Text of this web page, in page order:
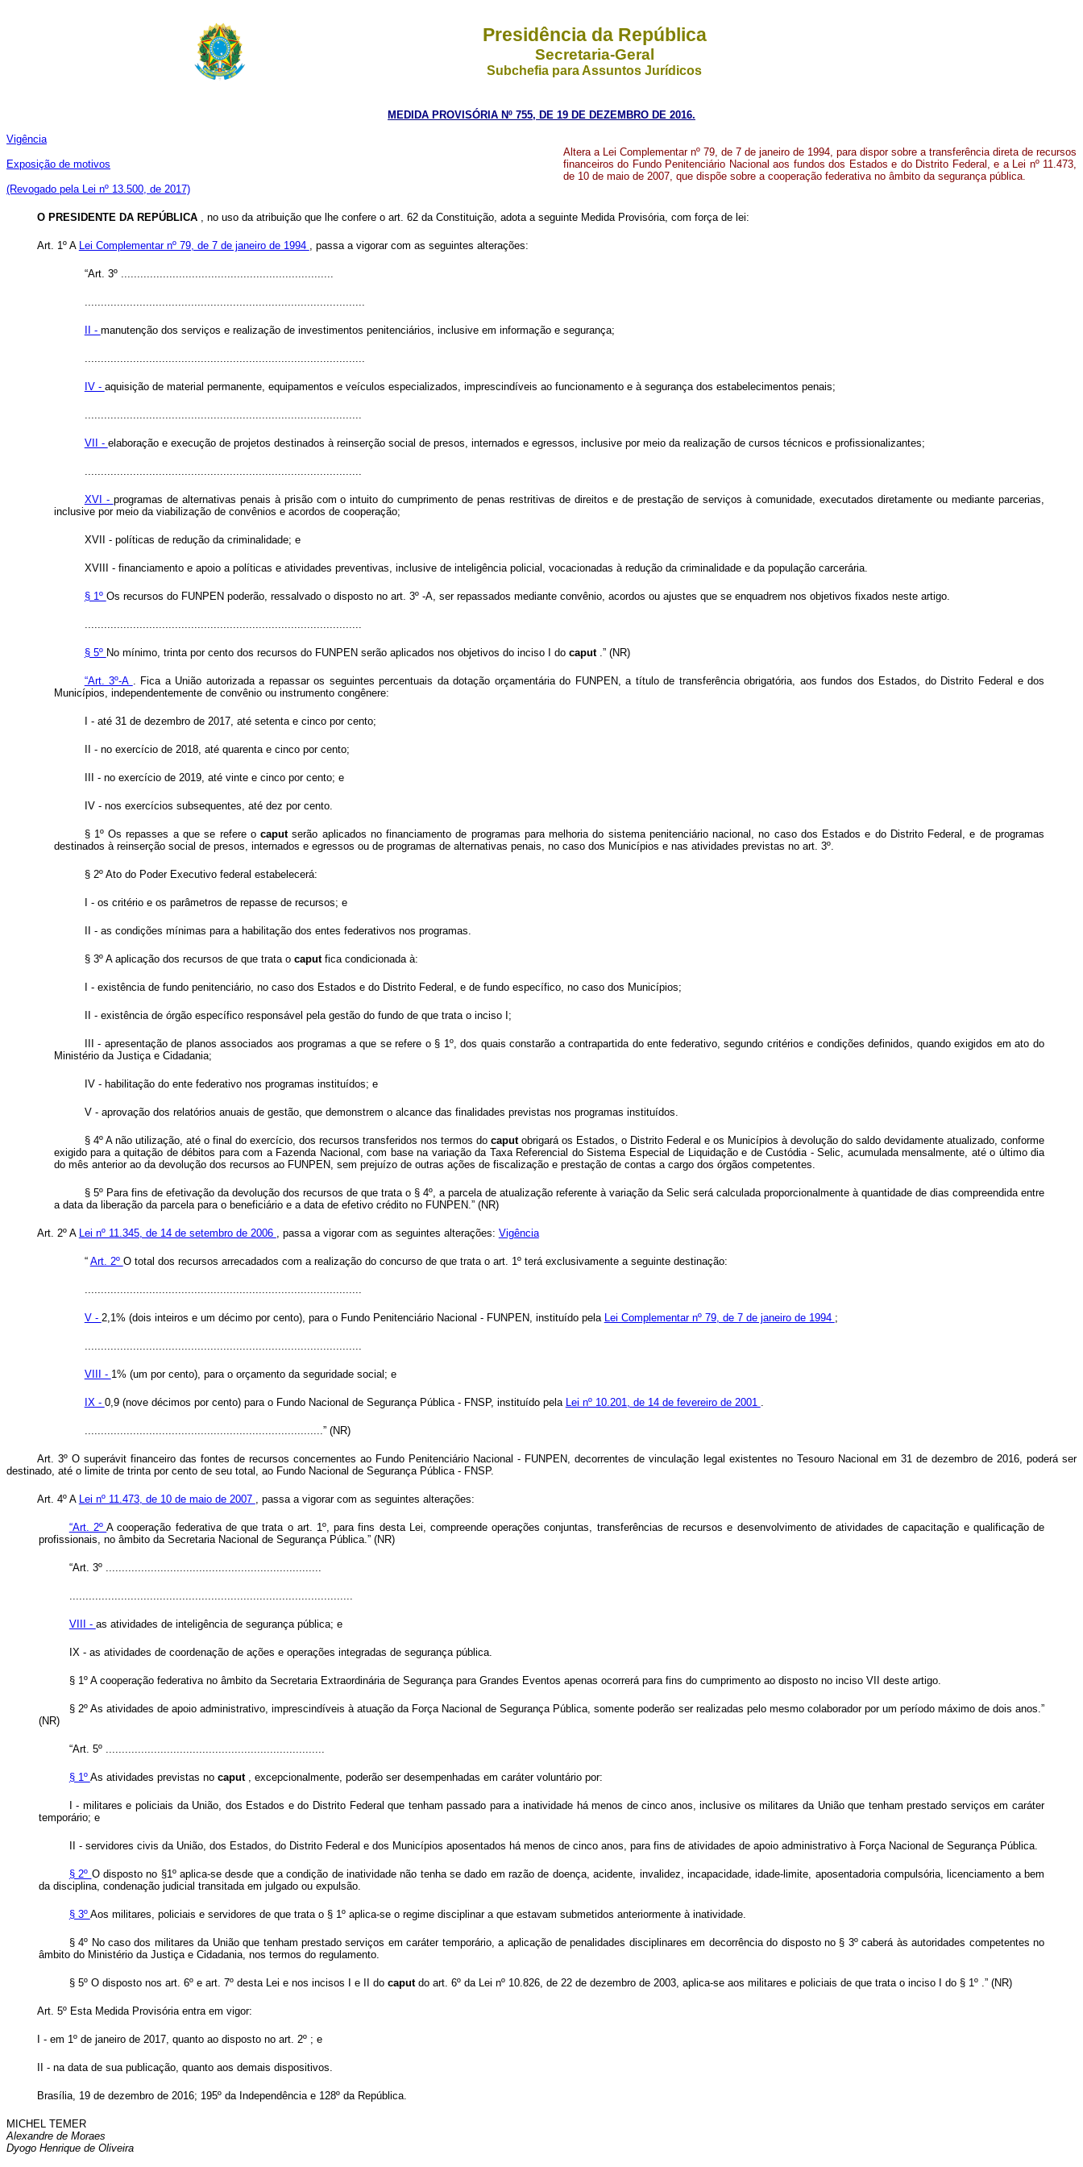
Presidência da República
Secretaria-Geral
Subchefia para Assuntos Jurídicos
MEDIDA PROVISÓRIA Nº 755, DE 19 DE DEZEMBRO DE 2016.
Vigência
Exposição de motivos
(Revogado pela Lei nº 13.500, de 2017)
Altera a Lei Complementar nº 79, de 7 de janeiro de 1994, para dispor sobre a transferência direta de recursos
financeiros do Fundo Penitenciário Nacional aos fundos dos Estados e do Distrito Federal, e a Lei nº 11.473,
de 10 de maio de 2007, que dispõe sobre a cooperação federativa no âmbito da segurança pública.
O PRESIDENTE DA REPÚBLICA , no uso da atribuição que lhe confere o art. 62 da Constituição, adota a seguinte Medida Provisória, com força de lei:
Art. 1º A Lei Complementar nº 79, de 7 de janeiro de 1994 , passa a vigorar com as seguintes alterações:
“Art. 3º ..................................................................
.......................................................................................
II - manutenção dos serviços e realização de investimentos penitenciários, inclusive em informação e segurança;
.......................................................................................
IV - aquisição de material permanente, equipamentos e veículos especializados, imprescindíveis ao funcionamento e à segurança dos estabelecimentos penais;
......................................................................................
VII - elaboração e execução de projetos destinados à reinserção social de presos, internados e egressos, inclusive por meio da realização de cursos técnicos e profissionalizantes;
......................................................................................
XVI - programas de alternativas penais à prisão com o intuito do cumprimento de penas restritivas de direitos e de prestação de serviços à comunidade, executados diretamente ou mediante parcerias,
inclusive por meio da viabilização de convênios e acordos de cooperação;
XVII - políticas de redução da criminalidade; e
XVIII - financiamento e apoio a políticas e atividades preventivas, inclusive de inteligência policial, vocacionadas à redução da criminalidade e da população carcerária.
§ 1º Os recursos do FUNPEN poderão, ressalvado o disposto no art. 3º -A, ser repassados mediante convênio, acordos ou ajustes que se enquadrem nos objetivos fixados neste artigo.
......................................................................................
§ 5º No mínimo, trinta por cento dos recursos do FUNPEN serão aplicados nos objetivos do inciso I do caput .” (NR)
“Art. 3º-A . Fica a União autorizada a repassar os seguintes percentuais da dotação orçamentária do FUNPEN, a título de transferência obrigatória, aos fundos dos Estados, do Distrito Federal e dos
Municípios, independentemente de convênio ou instrumento congênere:
I - até 31 de dezembro de 2017, até setenta e cinco por cento;
II - no exercício de 2018, até quarenta e cinco por cento;
III - no exercício de 2019, até vinte e cinco por cento; e
IV - nos exercícios subsequentes, até dez por cento.
§ 1º Os repasses a que se refere ocaputserão aplicados no financiamento de programas para melhoria do sistema penitenciário nacional, no caso dos Estados e do Distrito Federal, e de programas
destinados à reinserção social de presos, internados e egressos ou de programas de alternativas penais, no caso dos Municípios e nas atividades previstas no art. 3º.
§ 2º Ato do Poder Executivo federal estabelecerá:
I - os critério e os parâmetros de repasse de recursos; e
II - as condições mínimas para a habilitação dos entes federativos nos programas.
§ 3º A aplicação dos recursos de que trata o caput fica condicionada à:
I - existência de fundo penitenciário, no caso dos Estados e do Distrito Federal, e de fundo específico, no caso dos Municípios;
II - existência de órgão específico responsável pela gestão do fundo de que trata o inciso I;
III - apresentação de planos associados aos programas a que se refere o § 1º, dos quais constarão a contrapartida do ente federativo, segundo critérios e condições definidos, quando exigidos em ato do
Ministério da Justiça e Cidadania;
IV - habilitação do ente federativo nos programas instituídos; e
V - aprovação dos relatórios anuais de gestão, que demonstrem o alcance das finalidades previstas nos programas instituídos.
§ 4º A não utilização, até o final do exercício, dos recursos transferidos nos termos do caput obrigará os Estados, o Distrito Federal e os Municípios à devolução do saldo devidamente atualizado, conforme
exigido para a quitação de débitos para com a Fazenda Nacional, com base na variação da Taxa Referencial do Sistema Especial de Liquidação e de Custódia - Selic, acumulada mensalmente, até o último dia
do mês anterior ao da devolução dos recursos ao FUNPEN, sem prejuízo de outras ações de fiscalização e prestação de contas a cargo dos órgãos competentes.
§ 5º Para fins de efetivação da devolução dos recursos de que trata o § 4º, a parcela de atualização referente à variação da Selic será calculada proporcionalmente à quantidade de dias compreendida entre
a data da liberação da parcela para o beneficiário e a data de efetivo crédito no FUNPEN.” (NR)
Art. 2º A Lei nº 11.345, de 14 de setembro de 2006 , passa a vigorar com as seguintes alterações: Vigência
“ Art. 2º O total dos recursos arrecadados com a realização do concurso de que trata o art. 1º terá exclusivamente a seguinte destinação:
......................................................................................
V - 2,1% (dois inteiros e um décimo por cento), para o Fundo Penitenciário Nacional - FUNPEN, instituído pela Lei Complementar nº 79, de 7 de janeiro de 1994 ;
......................................................................................
VIII - 1% (um por cento), para o orçamento da seguridade social; e
IX - 0,9 (nove décimos por cento) para o Fundo Nacional de Segurança Pública - FNSP, instituído pela Lei nº 10.201, de 14 de fevereiro de 2001 .
..........................................................................” (NR)
Art. 3º O superávit financeiro das fontes de recursos concernentes ao Fundo Penitenciário Nacional - FUNPEN, decorrentes de vinculação legal existentes no Tesouro Nacional em 31 de dezembro de 2016, poderá ser
destinado, até o limite de trinta por cento de seu total, ao Fundo Nacional de Segurança Pública - FNSP.
Art. 4º A Lei nº 11.473, de 10 de maio de 2007 , passa a vigorar com as seguintes alterações:
“Art. 2ºA cooperação federativa de que trata o art. 1º, para fins desta Lei, compreende operações conjuntas, transferências de recursos e desenvolvimento de atividades de capacitação e qualificação de
profissionais, no âmbito da Secretaria Nacional de Segurança Pública.” (NR)
“Art. 3º ...................................................................
........................................................................................
VIII - as atividades de inteligência de segurança pública; e
IX - as atividades de coordenação de ações e operações integradas de segurança pública.
§ 1º A cooperação federativa no âmbito da Secretaria Extraordinária de Segurança para Grandes Eventos apenas ocorrerá para fins do cumprimento ao disposto no inciso VII deste artigo.
§ 2º As atividades de apoio administrativo,imprescindíveis à atuação da Força Nacional de Segurança Pública, somente poderão ser realizadas pelo mesmo colaborador por um período máximo de dois anos.”
(NR)
“Art. 5º ....................................................................
§ 1º As atividades previstas no caput , excepcionalmente, poderão ser desempenhadas em caráter voluntário por:
I - militares e policiais da União, dos Estados e do Distrito Federal que tenham passado para a inatividade há menos de cinco anos, inclusive os militares da União que tenham prestado serviços em caráter
temporário; e
II - servidores civis da União, dos Estados, do Distrito Federal e dos Municípios aposentados há menos de cinco anos, para fins de atividades de apoio administrativo à Força Nacional de Segurança Pública.
§ 2º O disposto no §1º aplica-se desde que a condição de inatividade não tenha se dado em razão de doença, acidente, invalidez, incapacidade, idade-limite, aposentadoria compulsória, licenciamento a bem
da disciplina, condenação judicial transitada em julgado ou expulsão.
§ 3º Aos militares, policiais e servidores de que trata o § 1º aplica-se o regime disciplinar a que estavam submetidos anteriormente à inatividade.
§ 4º No caso dos militares da União que tenham prestado serviços em caráter temporário, a aplicação de penalidades disciplinares em decorrência do disposto no § 3º caberá às autoridades competentes no
âmbito do Ministério da Justiça e Cidadania, nos termos do regulamento.
§ 5º O disposto nos art. 6º e art. 7º desta Lei e nos incisos I e II do caput do art. 6º da Lei nº 10.826, de 22 de dezembro de 2003, aplica-se aos militares e policiais de que trata o inciso I do § 1º .” (NR)
Art. 5º Esta Medida Provisória entra em vigor:
I - em 1º de janeiro de 2017, quanto ao disposto no art. 2º ; e
II - na data de sua publicação, quanto aos demais dispositivos.
Brasília, 19 de dezembro de 2016; 195º da Independência e 128º da República.
MICHEL TEMER
Alexandre de Moraes
Dyogo Henrique de Oliveira